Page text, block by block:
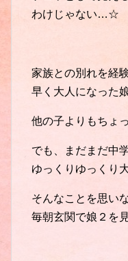
わけじゃない…☆
家族との別れを経
早く大人になった娘
他の子よりもちょ
でも、まだまだ中
ゆっくりゆっくり
そんなことを思い
毎朝玄関で娘２を